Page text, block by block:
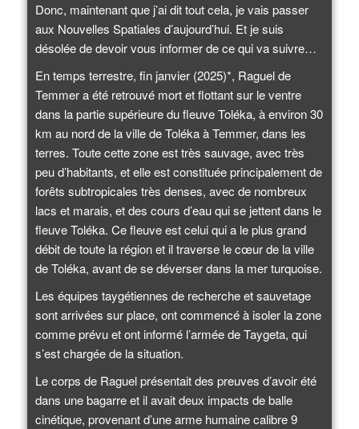
Donc, maintenant que j’ai dit tout cela, je vais passer
aux Nouvelles Spatiales d’aujourd’hui. Et je suis
désolée de devoir vous informer de ce qui va suivre…
En temps terrestre, fin janvier (2025)*, Raguel de
Temmer a été retrouvé mort et flottant sur le ventre
dans la partie supérieure du fleuve Toléka, à environ 30
km au nord de la ville de Toléka à Temmer, dans les
terres. Toute cette zone est très sauvage, avec très
peu d’habitants, et elle est constituée principalement de
forêts subtropicales très denses, avec de nombreux
lacs et marais, et des cours d’eau qui se jettent dans le
fleuve Toléka. Ce fleuve est celui qui a le plus grand
débit de toute la région et il traverse le cœur de la ville
de Toléka, avant de se déverser dans la mer turquoise.
Les équipes taygétiennes de recherche et sauvetage
sont arrivées sur place, ont commencé à isoler la zone
comme prévu et ont informé l’armée de Taygeta, qui
s’est chargée de la situation.
Le corps de Raguel présentait des preuves d’avoir été
dans une bagarre et il avait deux impacts de balle
cinétique, provenant d’une arme humaine calibre 9